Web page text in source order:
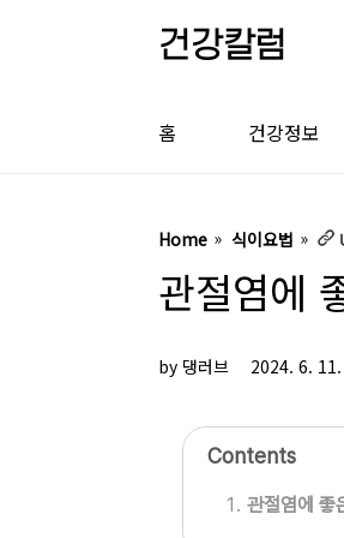
건강칼럼
홈 건강정보
Home 식이요법
관절염에
by 댕러브 2024. 6. 11.
Contents
관절염에 좋